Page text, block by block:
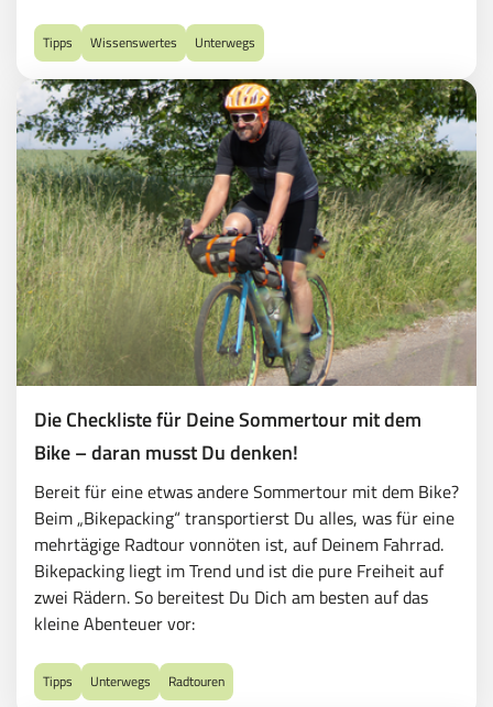
Benzinkosten, sondern bekommst Dein Traumfahrrad
auch besonders günstig.
Tipps Wissenswertes Unterwegs
Die Checkliste für Deine Sommertour mit dem
Bike – daran musst Du denken!
Bereit für eine etwas andere Sommertour mit dem Bike?
Beim „Bikepacking“ transportierst Du alles, was für eine
mehrtägige Radtour vonnöten ist, auf Deinem Fahrrad.
Bikepacking liegt im Trend und ist die pure Freiheit auf
zwei Rädern. So bereitest Du Dich am besten auf das
kleine Abenteuer vor:
Tipps Unterwegs Radtouren